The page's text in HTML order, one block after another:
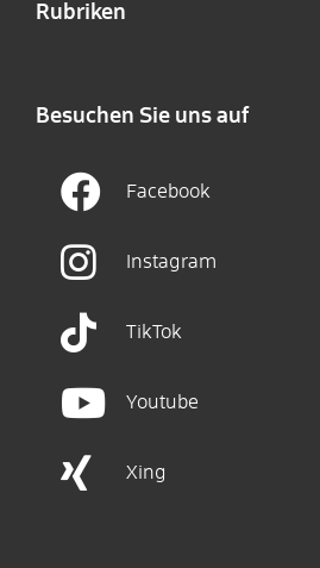
Rubriken
Besuchen Sie uns auf
Facebook
Instagram
TikTok
Youtube
Xing